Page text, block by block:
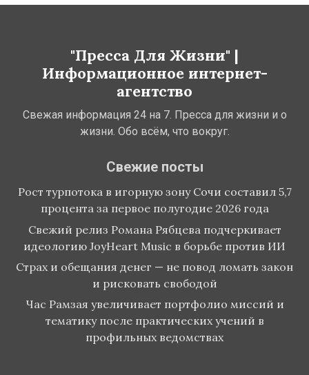
"Пресса Для Жизни" |
Информационное интернет-
агентство
Свежая информация 24 на 7. Пресса для жизни и о
жизни. Обо всём, что вокруг.
Свежие посты
Рост турпотока в игорную зону Сочи составил 5,7
процента за первое полугодие 2026 года
Свежий релиз Романа Рябцева подчеркивает
идеологию JoyHeart Music в борьбе против ИИ
Страх и обещания денег — не повод ломать закон
и рисковать свободой
Час Рамзая увеличивает портфолио миссий и
тематику после практических учений в
профильных ведомствах